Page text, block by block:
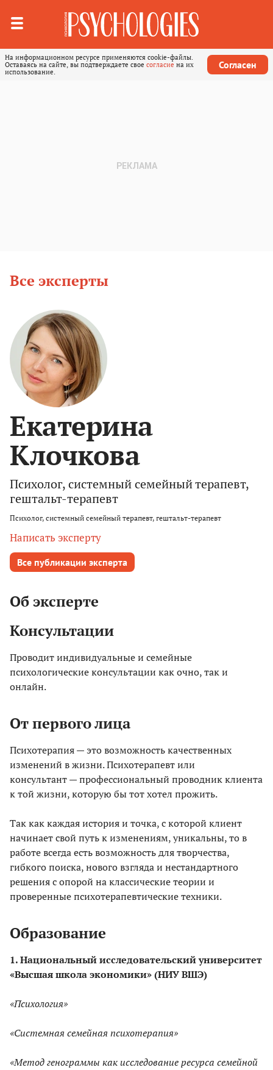
На информационном ресурсе применяются cookie-файлы.
Оставаясь на сайте, вы подтверждаете свое согласие на их
использование.
Согласен
Все эксперты
Екатерина
Клочкова
Психолог, системный семейный терапевт,
гештальт-терапевт
Психолог, системный семейный терапевт, гештальт-терапевт
Написать эксперту
Все публикации эксперта
Об эксперте
Консультации
Проводит индивидуальные и семейные
психологические консультации как очно, так и
онлайн.
От первого лица
Психотерапия — это возможность качественных
изменений в жизни. Психотерапевт или
консультант — профессиональный проводник клиента
к той жизни, которую бы тот хотел прожить.
Так как каждая история и точка, с которой клиент
начинает свой путь к изменениям, уникальны, то в
работе всегда есть возможность для творчества,
гибкого поиска, нового взгляда и нестандартного
решения с опорой на классические теории и
проверенные психотерапевтические техники.
Образование
1. Национальный исследовательский университет
«Высшая школа экономики» (НИУ ВШЭ)
«Психология»
«Системная семейная психотерапия»
«Метод генограммы как исследование ресурса семейной